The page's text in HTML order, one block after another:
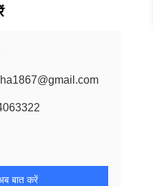
बात करें